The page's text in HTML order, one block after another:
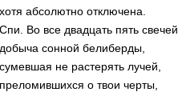
хотя абсолютно отключена.
Спи. Во все двадцать пять свечей,
добыча сонной белиберды,
сумевшая не растерять лучей,
преломившихся о твои черты,